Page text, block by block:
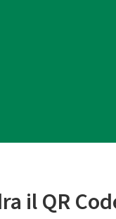
il QR